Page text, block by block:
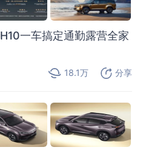
一车搞定通勤露营全家
18.1万 分享